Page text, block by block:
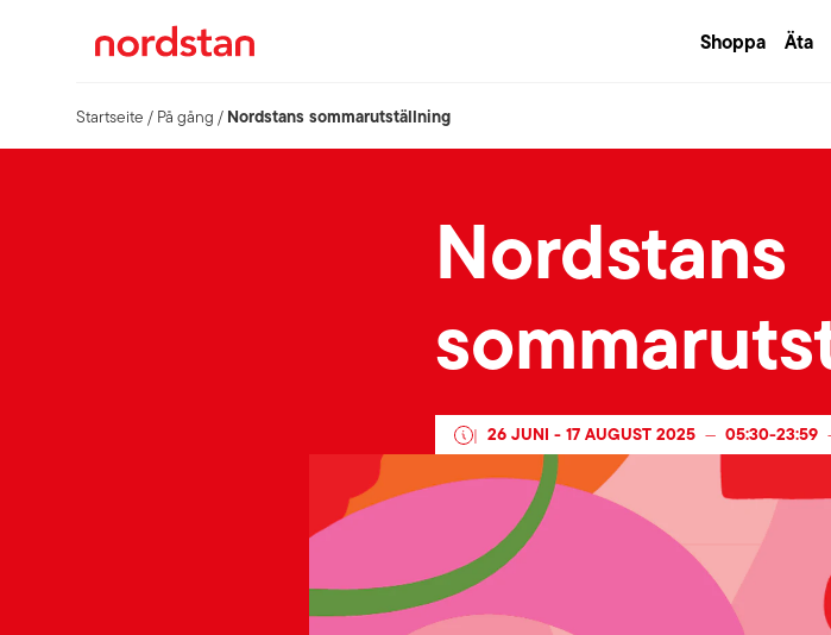
Shoppa Äta
Startseite / På gång / Nordstans sommarutställning
Nordstans
| 26 JUNI -17 AUGUST 2025 — 05:30-23:59